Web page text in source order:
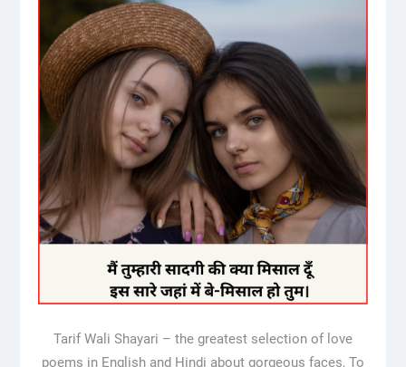
Tarif Wali Shayari – the greatest selection of love
poems in English and Hindi about gorgeous faces, To